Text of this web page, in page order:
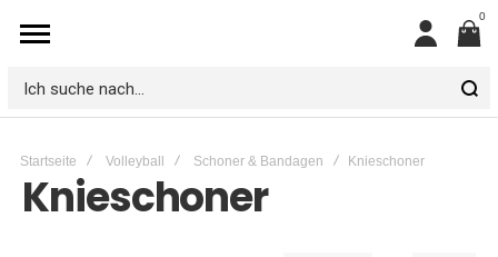
Mein
0
Ich
nach...
Startseite Volleyball Schoner & Bandagen Knieschoner
Knieschoner